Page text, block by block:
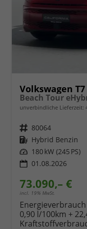
Volkswagen
unverbindliche Lieferzeit:
Fahrzeugnr. 80064
Kraftstoff Hybrid Benzin
Leistung 180 kW (245 PS)
01.08.2026
73.090,– €
incl. 19% MwSt.
0,90 l/100km +